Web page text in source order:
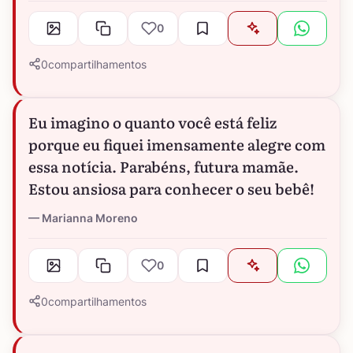
0
0compartilhamentos
Eu imagino o quanto você está feliz
porque eu fiquei imensamente alegre com
essa notícia. Parabéns, futura mamãe.
Estou ansiosa para conhecer o seu bebê!
Marianna Moreno
0
0compartilhamentos